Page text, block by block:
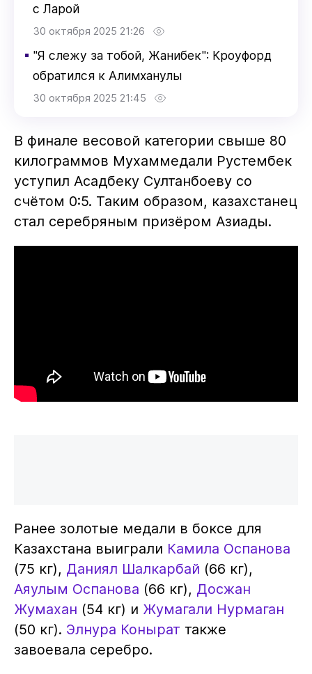
с Ларой
30 октября 2025 21:26
▪ "Я слежу за тобой, Жанибек": Кроуфорд
обратился к Алимханулы
30 октября 2025 21:45
В финале весовой категории свыше 80
килограммов Мухаммедали Рустембек
уступил Асадбеку Султанбоеву со
счётом 0:5. Таким образом, казахстанец
стал серебряным призёром Азиады.
Ранее золотые медали в боксе для
Казахстана выиграли Камила Оспанова
(75 кг), Даниял Шалкарбай (66 кг),
Аяулым Оспанова (66 кг), Досжан
Жумахан (54 кг) и Жумагали Нурмаган
(50 кг). Элнура Конырат также
завоевала серебро.